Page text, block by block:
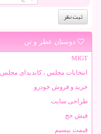
دوستان عطر و تن
MIGT
انتخابات مجلس ، کاندیدای مجلس
خرید و فروش خودرو
طراحی سایت
فیش حج
قیمت بیسیم